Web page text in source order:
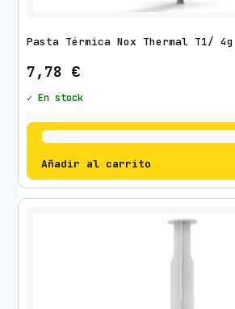
Pasta Térmica Nox Thermal T1/ 4g
7,78 €
✓ En stock
Añadir al carrito